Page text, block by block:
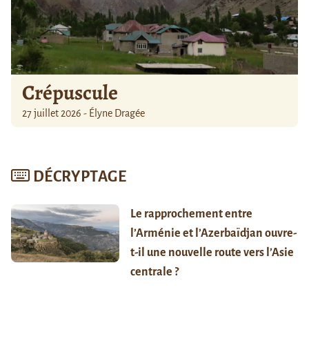
Crépuscule
27 juillet 2026 - Élyne Dragée
DÉCRYPTAGE
Le rapprochement entre
l’Arménie et l’Azerbaïdjan ouvre-
t-il une nouvelle route vers l’Asie
centrale ?